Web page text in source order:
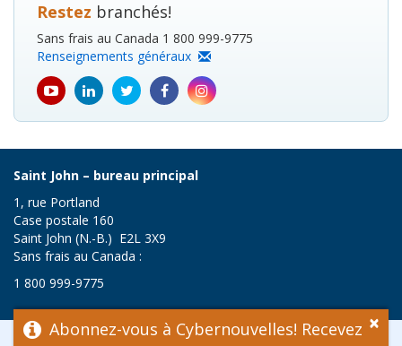
Restez branchés!
Sans frais au Canada 1 800 999-9775
Renseignements généraux
youtube
icon
Linkedin
icon
Twitter
icon
Facebook
icon
Instagram
icon
Saint John – bureau principal
1, rue Portland
Case postale 160
Saint John (N.-B.) E2L 3X9
Sans frais au Canada :
1 800 999-9775
×
Abonnez-vous à Cybernouvelles! Recevez